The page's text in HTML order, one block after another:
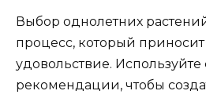
Выбор однолетних
процесс, который приносит
удовольствие. Используйте
рекомендации, чтобы